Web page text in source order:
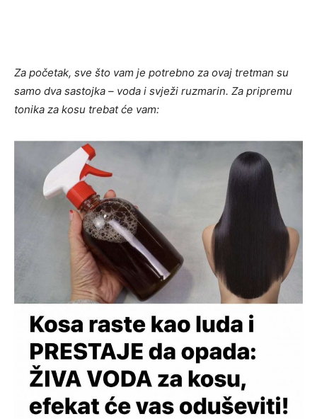
Za početak, sve što vam je potrebno za ovaj tretman su
samo dva sastojka – voda i svježi ruzmarin. Za pripremu
tonika za kosu trebat će vam: